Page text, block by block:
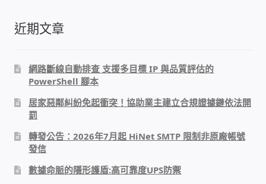
DCS 數位通訊系統
NEC SL2100 電話總機 數位IP通訊系統
安立達(Aristel)
聯盟電子(LINEMEX)
網路型門口視訊對講機
近期文章
網路斷線自動排查 支援多目標 IP 與品質評估的
PowerShell 腳本
居家惡鄰糾紛免起衝突！協助業主建立合規證據鏈依法開
罰
轉發公告：2026年7月起 HiNet SMTP 限制非原廠帳號
發信
數據命脈的隱形護盾:高可靠度UPS防禦